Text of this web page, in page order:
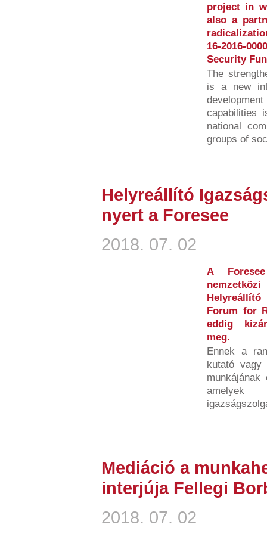
project in
also a
16-2016-
Security
The
is a new
capabilities
national
groups of
Helyreállító
nyert a Foresee
2018. 07. 02
A
Forum for
eddig
meg.
Ennek a
kutató vagy
amelyek
Mediáció a
interjúja Fellegi
2018. 07. 02